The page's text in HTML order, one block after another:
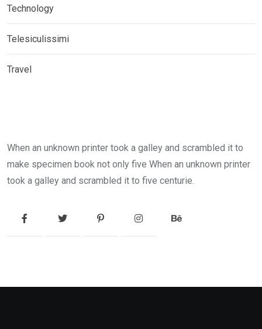
Technology
Telesiculissimi
Travel
When an unknown printer took a galley and scrambled it to
make specimen book not only five When an unknown printer
took a galley and scrambled it to five centurie.